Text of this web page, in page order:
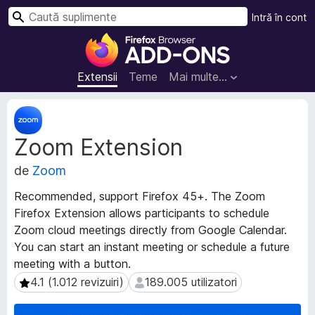
S
u
p
l
e
n
e
p
e
n
r
u
Extensii Teme Mai multe…
Intră în cont
C
Zoom Extension
de Zoom
Recommended, support Firefox 45+. The Zoom
Firefox Extension allows participants to schedule
Zoom cloud meetings directly from Google Calendar.
You can start an instant meeting or schedule a future
meeting with a button.
4.1 (1.012 revizuiri)
4.1 (1.012 revizuiri) 189.005 utilizatori
189.005 utilizatori
M
e
t
a
d
t
e
e
x
t
e
n
s